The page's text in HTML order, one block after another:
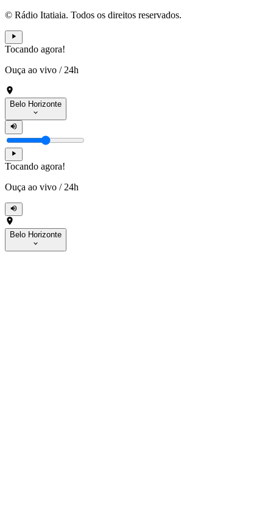
© Rádio Itatiaia. Todos os direitos reservados.
Tocando agora!
Ouça ao vivo / 24h
Belo Horizonte
Tocando agora!
Ouça ao vivo / 24h
Belo Horizonte